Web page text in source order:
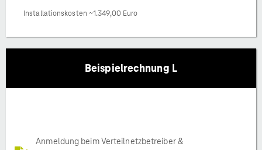
Installationskosten ~1.349,00 Euro
Beispielrechnung L
Anmeldung beim Verteilnetzbetreiber &